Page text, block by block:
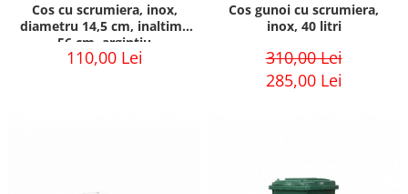
Cos cu scrumiera, inox,
diametru 14,5 cm, inaltime
56 cm, argintiu
110,00 Lei
Cos gunoi cu scrumiera,
inox, 40 litri
310,00 Lei
285,00 Lei